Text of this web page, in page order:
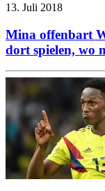
13. Juli 2018
Mina offenbart
dort spielen, wo